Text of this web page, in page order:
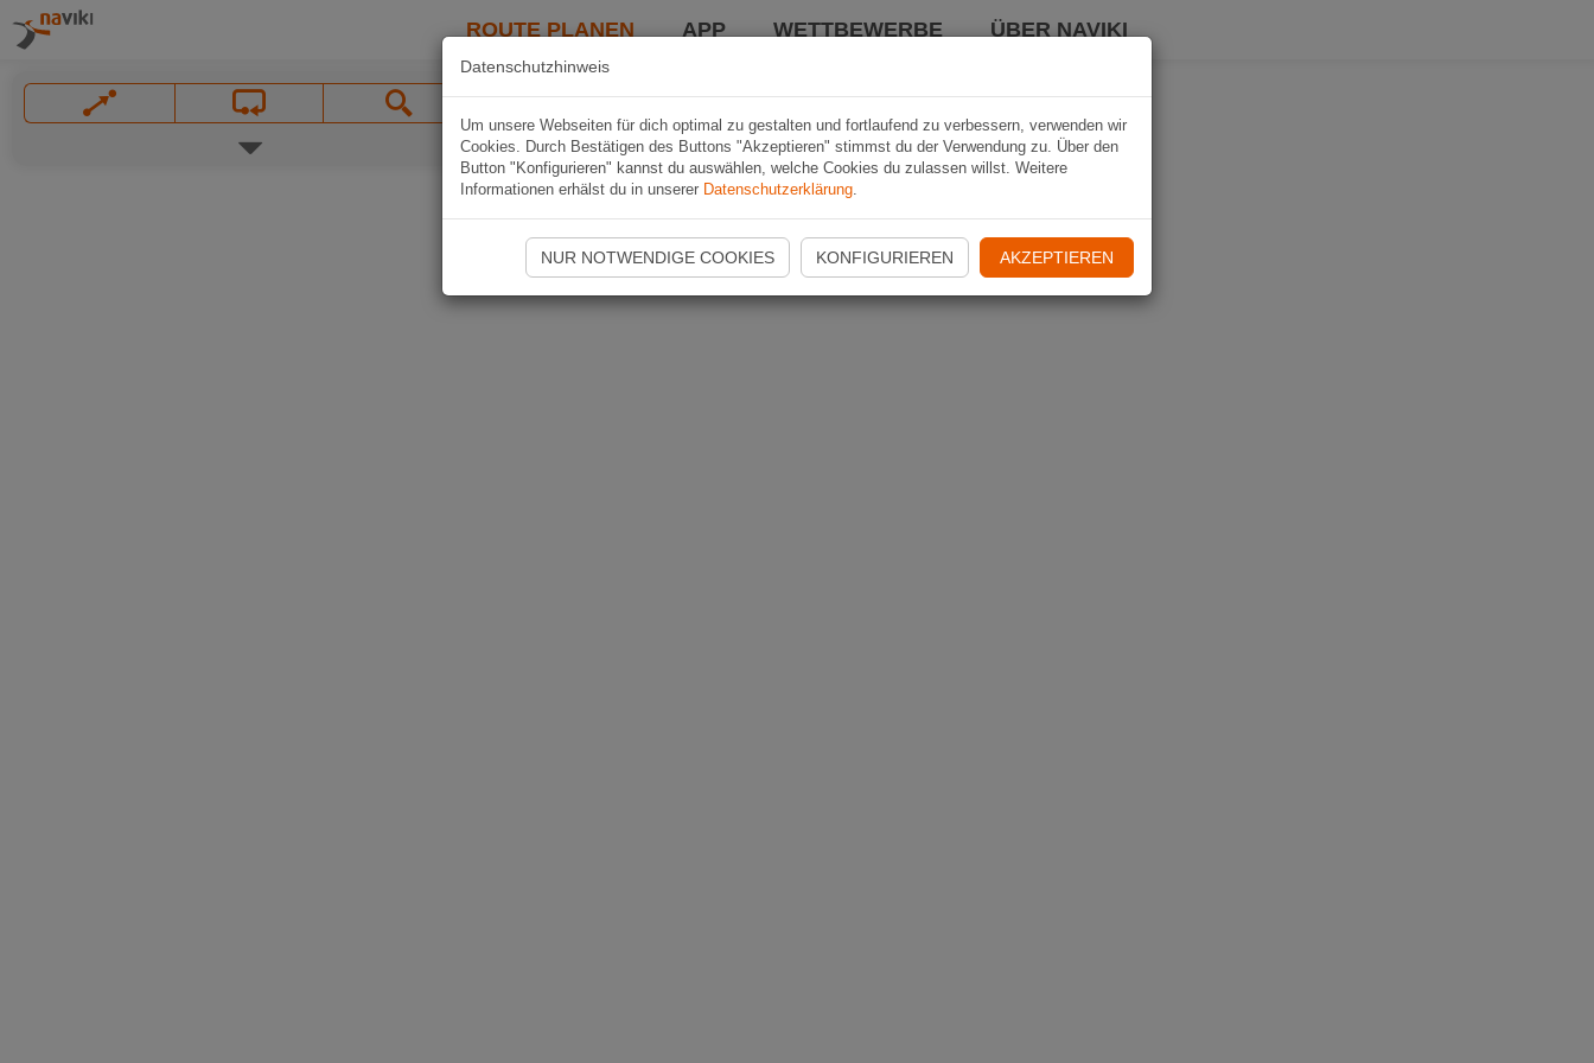
ROUTE PLANEN APP WETTBEWERBE ÜBER NAVIKI
Datenschutzhinweis
Um unsere Webseiten für dich optimal zu gestalten und fortlaufend zu verbessern, verwenden wir
Cookies. Durch Bestätigen des Buttons "Akzeptieren" stimmst du der Verwendung zu. Über den
Button "Konfigurieren" kannst du auswählen, welche Cookies du zulassen willst. Weitere
Informationen erhälst du in unserer Datenschutzerklärung.
NUR NOTWENDIGE COOKIES KONFIGURIEREN AKZEPTIEREN